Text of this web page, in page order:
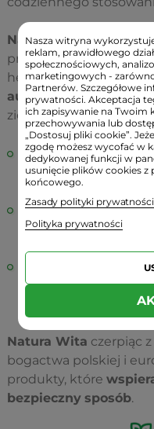
Natura Witato polska
produkcji wysokiej
herbat i mieszanek
autentycznośćisiła
zielarską.
100% Kwiat czarnej
jednoskładnikowy
roślinnych
Formuła Clean
konserwantów,
Tradycyjne polskie
pozyskiwany i
najwyższych
Natura Wita czerpiąc
bogactwa polskiej i
produkty, które
bezpieczny sposób.
Nasza witryna
reklam, prawidłowego
społecznościowych,
marketingowych -
Partnerów. Szczegółowe
prywatności. Akceptacja
ich zapisywanie na Twoim
przechowywania lub
„Dostosuj pliki cookie”.
zgodę możesz wycofać w
dedykowanej funkcji w
usunięcie plików cookies z
końcowego.
Zasady polityki
Polityka prywatności